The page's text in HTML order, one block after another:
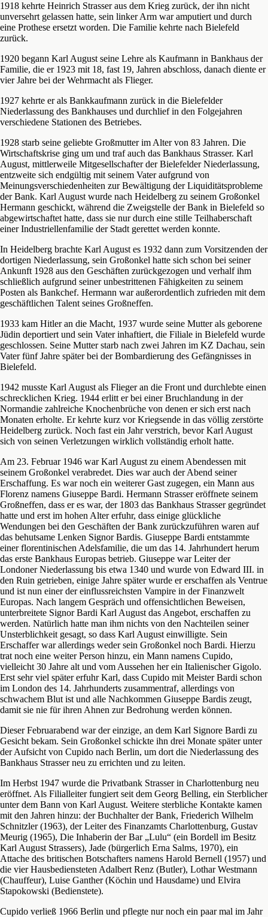
1918 kehrte Heinrich Strasser aus dem Krieg zurück, der ihn nicht
unversehrt gelassen hatte, sein linker Arm war amputiert und durch
eine Prothese ersetzt worden. Die Familie kehrte nach Bielefeld
zurück.
1920 begann Karl August seine Lehre als Kaufmann in Bankhaus der
Familie, die er 1923 mit 18, fast 19, Jahren abschloss, danach diente er
vier Jahre bei der Wehrmacht als Flieger.
1927 kehrte er als Bankkaufmann zurück in die Bielefelder
Niederlassung des Bankhauses und durchlief in den Folgejahren
verschiedene Stationen des Betriebes.
1928 starb seine geliebte Großmutter im Alter von 83 Jahren. Die
Wirtschaftskrise ging um und traf auch das Bankhaus Strasser. Karl
August, mittlerweile Mitgesellschafter der Bielefelder Niederlassung,
entzweite sich endgültig mit seinem Vater aufgrund von
Meinungsverschiedenheiten zur Bewältigung der Liquiditätsprobleme
der Bank. Karl August wurde nach Heidelberg zu seinem Großonkel
Hermann geschickt, während die Zweigstelle der Bank in Bielefeld so
abgewirtschaftet hatte, dass sie nur durch eine stille Teilhaberschaft
einer Industriellenfamilie der Stadt gerettet werden konnte.
In Heidelberg brachte Karl August es 1932 dann zum Vorsitzenden der
dortigen Niederlassung, sein Großonkel hatte sich schon bei seiner
Ankunft 1928 aus den Geschäften zurückgezogen und verhalf ihm
schließlich aufgrund seiner unbestrittenen Fähigkeiten zu seinem
Posten als Bankchef. Hermann war außerordentlich zufrieden mit dem
geschäftlichen Talent seines Großneffen.
1933 kam Hitler an die Macht, 1937 wurde seine Mutter als geborene
Jüdin deportiert und sein Vater inhaftiert, die Filiale in Bielefeld wurde
geschlossen. Seine Mutter starb nach zwei Jahren im KZ Dachau, sein
Vater fünf Jahre später bei der Bombardierung des Gefängnisses in
Bielefeld.
1942 musste Karl August als Flieger an die Front und durchlebte einen
schrecklichen Krieg. 1944 erlitt er bei einer Bruchlandung in der
Normandie zahlreiche Knochenbrüche von denen er sich erst nach
Monaten erholte. Er kehrte kurz vor Kriegsende in das völlig zerstörte
Heidelberg zurück. Noch fast ein Jahr verstrich, bevor Karl August
sich von seinen Verletzungen wirklich vollständig erholt hatte.
Am 23. Februar 1946 war Karl August zu einem Abendessen mit
seinem Großonkel verabredet. Dies war auch der Abend seiner
Erschaffung. Es war noch ein weiterer Gast zugegen, ein Mann aus
Florenz namens Giuseppe Bardi. Hermann Strasser eröffnete seinem
Großneffen, dass er es war, der 1803 das Bankhaus Strasser gegründet
hatte und erst im hohen Alter erfuhr, dass einige glückliche
Wendungen bei den Geschäften der Bank zurückzuführen waren auf
das behutsame Lenken Signor Bardis. Giuseppe Bardi entstammte
einer florentinischen Adelsfamilie, die um das 14. Jahrhundert herum
das erste Bankhaus Europas betrieb. Giuseppe war Leiter der
Londoner Niederlassung bis etwa 1340 und wurde von Edward III. in
den Ruin getrieben, einige Jahre später wurde er erschaffen als Ventrue
und ist nun einer der einflussreichsten Vampire in der Finanzwelt
Europas. Nach langem Gespräch und offensichtlichen Beweisen,
unterbreitete Signor Bardi Karl August das Angebot, erschaffen zu
werden. Natürlich hatte man ihm nichts von den Nachteilen seiner
Unsterblichkeit gesagt, so dass Karl August einwilligte. Sein
Erschaffer war allerdings weder sein Großonkel noch Bardi. Hierzu
trat noch eine weiter Person hinzu, ein Mann namens Cupido,
vielleicht 30 Jahre alt und vom Aussehen her ein Italienischer Gigolo.
Erst sehr viel später erfuhr Karl, dass Cupido mit Meister Bardi schon
im London des 14. Jahrhunderts zusammentraf, allerdings von
schwachem Blut ist und alle Nachkommen Giuseppe Bardis zeugt,
damit sie nie für ihren Ahnen zur Bedrohung werden können.
Dieser Februarabend war der einzige, an dem Karl Signore Bardi zu
Gesicht bekam. Sein Großonkel schickte ihn drei Monate später unter
der Aufsicht von Cupido nach Berlin, um dort die Niederlassung des
Bankhaus Strasser neu zu errichten und zu leiten.
Im Herbst 1947 wurde die Privatbank Strasser in Charlottenburg neu
eröffnet. Als Filialleiter fungiert seit dem Georg Belling, ein Sterblicher
unter dem Bann von Karl August. Weitere sterbliche Kontakte kamen
mit den Jahren hinzu: der Buchhalter der Bank, Friederich Wilhelm
Schnitzler (1963), der Leiter des Finanzamts Charlottenburg, Gustav
Meurig (1965), Die Inhaberin der Bar „Lulu“ (ein Bordell im Besitz
Karl August Strassers), Jade (bürgerlich Erna Salms, 1970), ein
Attache des britischen Botschafters namens Harold Bernell (1957) und
die vier Hausbediensteten Adalbert Renz (Butler), Lothar Westmann
(Chauffeur), Luise Ganther (Köchin und Hausdame) und Elvira
Stapokowski (Bedienstete).
Cupido verließ 1966 Berlin und pflegte nur noch ein paar mal im Jahr